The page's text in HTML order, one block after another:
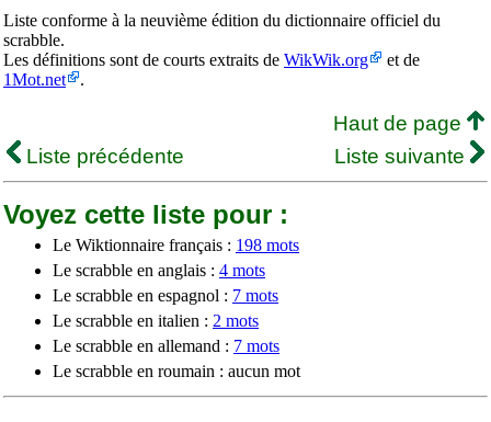
Liste conforme à la neuvième édition du dictionnaire officiel du
scrabble.
Les définitions sont de courts extraits de WikWik.org
et de
1Mot.net
.
Haut de page
Liste précédente
Liste suivante
Voyez cette liste pour :
Le Wiktionnaire français : 198 mots
Le scrabble en anglais : 4 mots
Le scrabble en espagnol : 7 mots
Le scrabble en italien : 2 mots
Le scrabble en allemand : 7 mots
Le scrabble en roumain : aucun mot